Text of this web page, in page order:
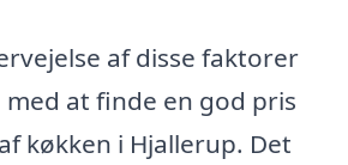
af disse faktorer
at finde en god pris
køkken i Hjallerup. Det